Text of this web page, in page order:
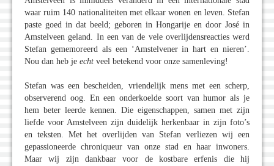
waar ruim 140 nationaliteiten met elkaar wonen en leven. Stefan
paste goed in dat beeld; geboren in Hongarije en door José in
Amstelveen geland. In een van de vele overlijdensreacties werd
Stefan gememoreerd als een ‘Amstelvener in hart en nieren’.
Nou dan heb je echt veel betekend voor onze samenleving!
Stefan was een bescheiden, vriendelijk mens met een scherp,
observerend oog. En een onderkoelde soort van humor als je
hem beter leerde kennen. Die eigenschappen, samen met zijn
liefde voor Amstelveen zijn duidelijk herkenbaar in zijn foto’s
en teksten. Met het overlijden van Stefan verliezen wij een
gepassioneerde chroniqueur van onze stad en haar inwoners.
Maar wij zijn dankbaar voor de kostbare erfenis die hij